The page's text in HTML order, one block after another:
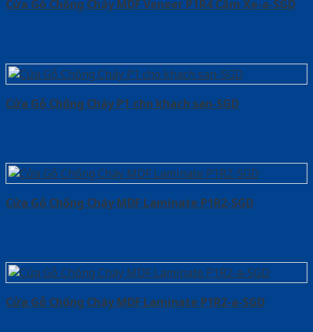
Cửa Gỗ Chống Cháy MDF Veneer P1R4 Căm Xe-a-SGD
Cửa Gỗ Chống Cháy P1 cho khach san-SGD
Cửa Gỗ Chống Cháy MDF Laminate P1R2-SGD
Cửa Gỗ Chống Cháy MDF Laminate P1R2-a-SGD